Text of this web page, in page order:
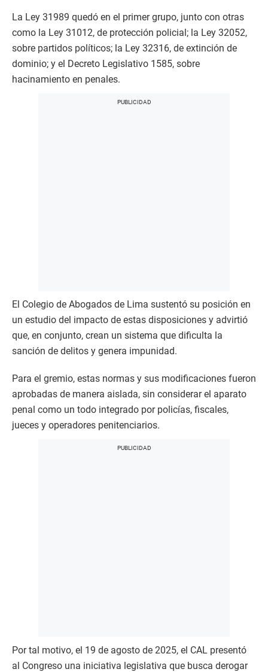
La Ley 31989 quedó en el primer grupo, junto con otras
como la Ley 31012, de protección policial; la Ley 32052,
sobre partidos políticos; la Ley 32316, de extinción de
dominio; y el Decreto Legislativo 1585, sobre
hacinamiento en penales.
El Colegio de Abogados de Lima sustentó su posición en
un estudio del impacto de estas disposiciones y advirtió
que, en conjunto, crean un sistema que dificulta la
sanción de delitos y genera impunidad.
Para el gremio, estas normas y sus modificaciones fueron
aprobadas de manera aislada, sin considerar el aparato
penal como un todo integrado por policías, fiscales,
jueces y operadores penitenciarios.
Por tal motivo, el 19 de agosto de 2025, el CAL presentó
al Congreso una iniciativa legislativa que busca derogar